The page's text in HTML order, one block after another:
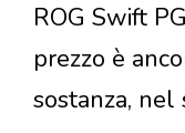
ROG Swift
prezzo è
sostanza, nel